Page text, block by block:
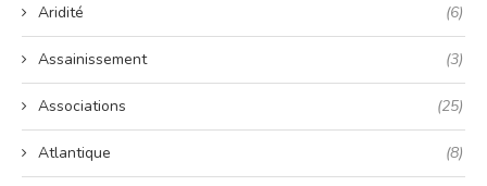
Aridité (6)
Assainissement (3)
Associations (25)
Atlantique (8)